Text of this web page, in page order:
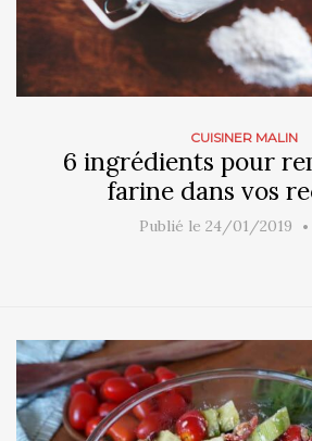
CUISINER MALIN
6 ingrédients pour
farine dans vos
Publié le 24/01/2019